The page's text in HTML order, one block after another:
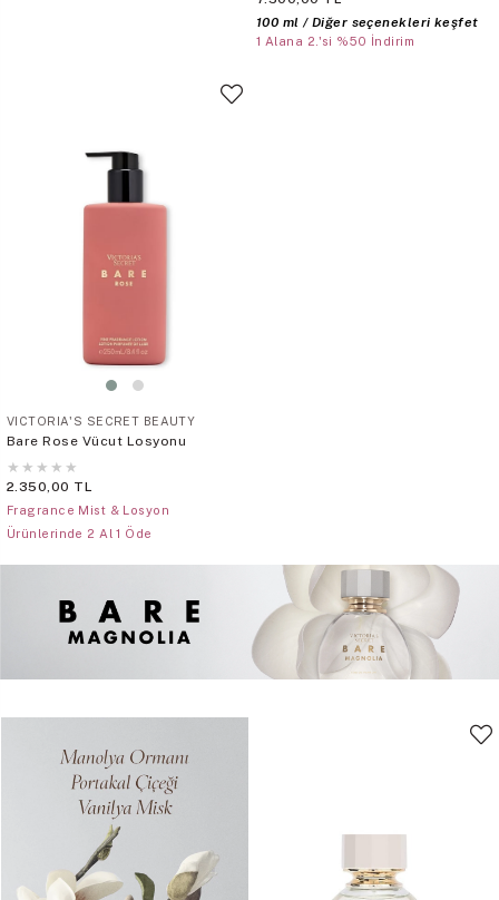
100 ml / Diğer seçenekleri keşfet
1 Alana 2.'si %50 İndirim
VICTORIA'S SECRET BEAUTY
Bare Rose Vücut Losyonu
★ ★ ★ ★ ★
2.350,00 TL
Fragrance Mist & Losyon
Ürünlerinde 2 Al 1 Öde